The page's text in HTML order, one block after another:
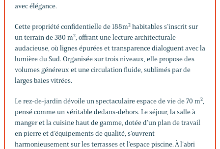
avec élégance.
Cette propriété confidentielle de 188m² habitables s’inscrit sur
un terrain de 380 m², offrant une lecture architecturale
audacieuse, où lignes épurées et transparence dialoguent avec la
lumière du Sud. Organisée sur trois niveaux, elle propose des
volumes généreux et une circulation fluide, sublimés par de
larges baies vitrées.
Le rez-de-jardin dévoile un spectaculaire espace de vie de 70 m²,
pensé comme un véritable dedans-dehors. Le séjour, la salle à
manger et la cuisine haut de gamme, dotée d’un plan de travail
en pierre et d’équipements de qualité, s’ouvrent
harmonieusement sur les terrasses et l’espace piscine. À l’abri